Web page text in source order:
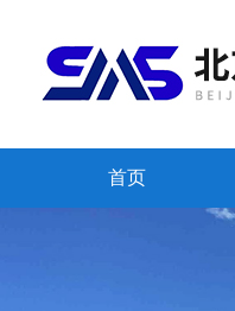
首页